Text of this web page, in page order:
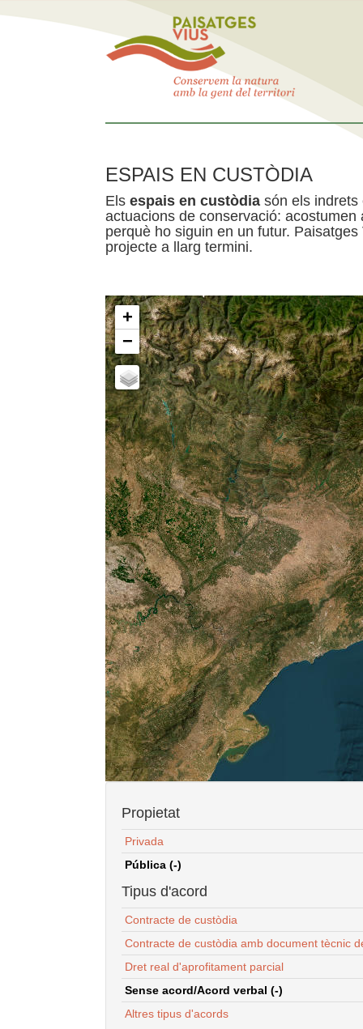
ESPAIS EN CUSTÒDIA
Els espais en custòdia són els indrets
actuacions de conservació:
perquè ho siguin en un futur.
projecte a llarg termini.
+
−
Propietat
Privada
Pública (-)
Tipus d'acord
Contracte de custòdia
Contracte de custòdia amb document tècnic
Dret real d'aprofitament parcial
Sense acord/Acord verbal (-)
Altres tipus d'acords